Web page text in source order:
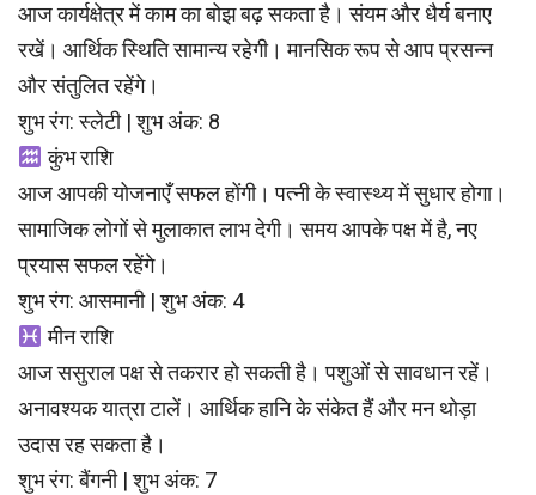
आज कार्यक्षेत्र में काम का बोझ बढ़ सकता है। संयम और धैर्य बनाए
रखें। आर्थिक स्थिति सामान्य रहेगी। मानसिक रूप से आप प्रसन्न
और संतुलित रहेंगे।
शुभ रंग: स्लेटी | शुभ अंक: 8
कुंभ राशि
आज आपकी योजनाएँ सफल होंगी। पत्नी के स्वास्थ्य में सुधार होगा।
सामाजिक लोगों से मुलाकात लाभ देगी। समय आपके पक्ष में है, नए
प्रयास सफल रहेंगे।
शुभ रंग: आसमानी | शुभ अंक: 4
मीन राशि
आज ससुराल पक्ष से तकरार हो सकती है। पशुओं से सावधान रहें।
अनावश्यक यात्रा टालें। आर्थिक हानि के संकेत हैं और मन थोड़ा
उदास रह सकता है।
शुभ रंग: बैंगनी | शुभ अंक: 7